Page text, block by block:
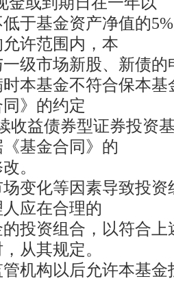
于基金资产净值的
许范围内，本
级市场新股、新债的
本基金不符合保本基
》的约定
收益债券型证券投资
基金合同》的
。
变化等因素导致投
应在合理的
投资组合，以符合上
从其规定。
机构以后允许本基金